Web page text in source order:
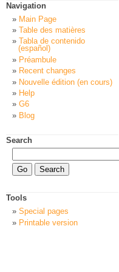
Navigation
Main Page
Table des matières
Tabla de contenido
(español)
Préambule
Recent changes
Nouvelle édition (en cours)
Help
G6
Blog
Search
Tools
Special pages
Printable version